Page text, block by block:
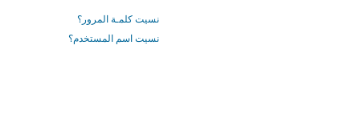
نسيت كلمـة المرور؟
نسيت اسم المستخدم؟